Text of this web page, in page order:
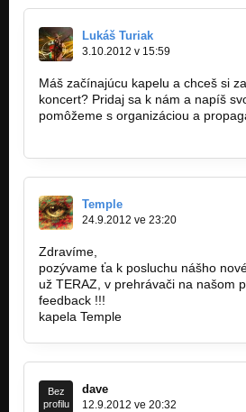
Lukáš Turiak
3.10.2012 v 15:59
Máš začínajúcu kapelu a chceš si
koncert? Pridaj sa k nám a napíš
pomôžeme s organizáciou a
Temple
24.9.2012 ve 23:20
Zdravíme,
pozývame ťa k posluchu nášho
už TERAZ, v prehrávači na našom
feedback !!!
kapela Temple
Bez
profilu
dave
12.9.2012 ve 20:32